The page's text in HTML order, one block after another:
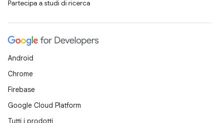
Partecipa a studi di ricerca
Android
Chrome
Firebase
Google Cloud Platform
Tutti i prodotti